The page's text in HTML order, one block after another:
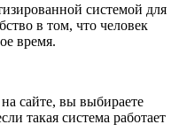
системой для
в том, что человек
время.
сайте, вы выбираете
такая система работает